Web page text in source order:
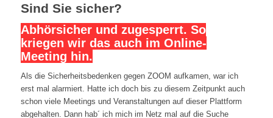
Sind Sie sicher?
Abhörsicher und zugesperrt. So
kriegen wir das auch im Online-
Meeting hin.
Als die Sicherheitsbedenken gegen ZOOM aufkamen, war ich
erst mal alarmiert. Hatte ich doch bis zu diesem Zeitpunkt auch
schon viele Meetings und Veranstaltungen auf dieser Plattform
abgehalten. Dann hab´ ich mich im Netz mal auf die Suche